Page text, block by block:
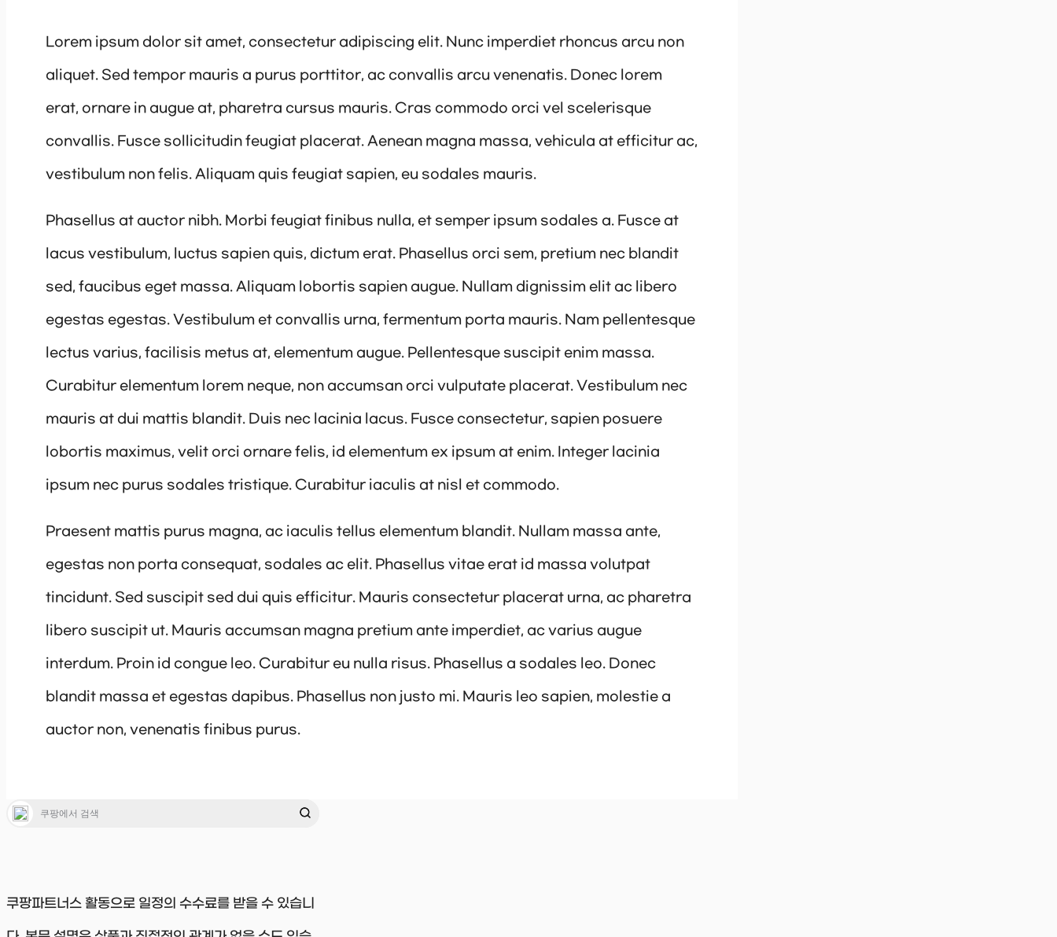
Lorem ipsum dolor sit amet, consectetur adipiscing elit. Nunc imperdiet rhoncus arcu non
aliquet. Sed tempor mauris a purus porttitor, ac convallis arcu venenatis. Donec lorem
erat, ornare in augue at, pharetra cursus mauris. Cras commodo orci vel scelerisque
convallis. Fusce sollicitudin feugiat placerat. Aenean magna massa, vehicula at efficitur ac,
vestibulum non felis. Aliquam quis feugiat sapien, eu sodales mauris.
Phasellus at auctor nibh. Morbi feugiat finibus nulla, et semper ipsum sodales a. Fusce at
lacus vestibulum, luctus sapien quis, dictum erat. Phasellus orci sem, pretium nec blandit
sed, faucibus eget massa. Aliquam lobortis sapien augue. Nullam dignissim elit ac libero
egestas egestas. Vestibulum et convallis urna, fermentum porta mauris. Nam pellentesque
lectus varius, facilisis metus at, elementum augue. Pellentesque suscipit enim massa.
Curabitur elementum lorem neque, non accumsan orci vulputate placerat. Vestibulum nec
mauris at dui mattis blandit. Duis nec lacinia lacus. Fusce consectetur, sapien posuere
lobortis maximus, velit orci ornare felis, id elementum ex ipsum at enim. Integer lacinia
ipsum nec purus sodales tristique. Curabitur iaculis at nisl et commodo.
Praesent mattis purus magna, ac iaculis tellus elementum blandit. Nullam massa ante,
egestas non porta consequat, sodales ac elit. Phasellus vitae erat id massa volutpat
tincidunt. Sed suscipit sed dui quis efficitur. Mauris consectetur placerat urna, ac pharetra
libero suscipit ut. Mauris accumsan magna pretium ante imperdiet, ac varius augue
interdum. Proin id congue leo. Curabitur eu nulla risus. Phasellus a sodales leo. Donec
blandit massa et egestas dapibus. Phasellus non justo mi. Mauris leo sapien, molestie a
auctor non, venenatis finibus purus.
쿠팡파트너스 활동으로 일정의 수수료를 받을 수 있습니